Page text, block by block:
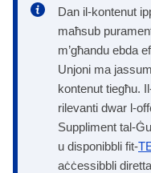
Dan il-kontenut
maħsub
m’għandu ebda
Unjoni ma
kontenut tiegħu.
rilevanti dwar l-
Suppliment tal-
u disponibbli fit-
aċċessibbli